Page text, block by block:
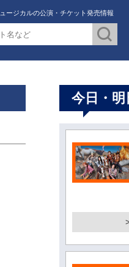
ージカルの公演・チケット発売情報
今日・